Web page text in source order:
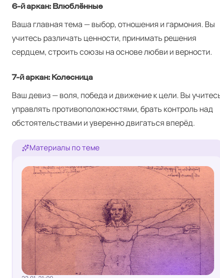
6‑й аркан: Влюблённые
Ваша главная тема — выбор, отношения и гармония. Вы
учитесь различать ценности, принимать решения
сердцем, строить союзы на основе любви и верности.
7‑й аркан: Колесница
Ваш девиз — воля, победа и движение к цели. Вы
управлять противоположностями, брать контроль над
обстоятельствами и уверенно двигаться вперёд.
Материалы по теме